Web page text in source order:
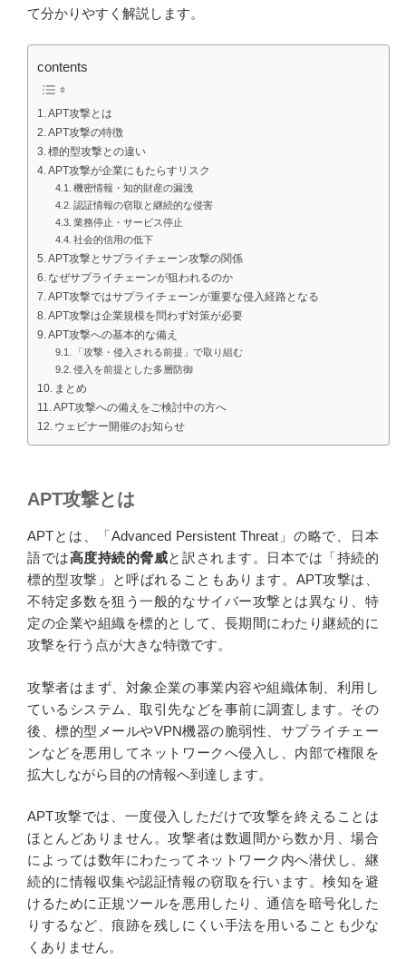
て分かりやすく解説します。
contents
APT攻撃とは
APT攻撃の特徴
標的型攻撃との違い
APT攻撃が企業にもたらすリスク
機密情報・知的財産の漏洩
認証情報の窃取と継続的な侵害
業務停止・サービス停止
社会的信用の低下
APT攻撃とサプライチェーン攻撃の関係
なぜサプライチェーンが狙われるのか
APT攻撃ではサプライチェーンが重要な侵入経路となる
APT攻撃は企業規模を問わず対策が必要
APT攻撃への基本的な備え
「攻撃・侵入される前提」で取り組む
侵入を前提とした多層防御
まとめ
APT攻撃への備えをご検討中の方へ
ウェビナー開催のお知らせ
APT攻撃とは
APTとは、「Advanced Persistent Threat」の略で、日本
語では高度持続的脅威と訳されます。日本では「持続的
標的型攻撃」と呼ばれることもあります。APT攻撃は、
不特定多数を狙う一般的なサイバー攻撃とは異なり、特
定の企業や組織を標的として、長期間にわたり継続的に
攻撃を行う点が大きな特徴です。
攻撃者はまず、対象企業の事業内容や組織体制、利用し
ているシステム、取引先などを事前に調査します。その
後、標的型メールやVPN機器の脆弱性、サプライチェー
ンなどを悪用してネットワークへ侵入し、内部で権限を
拡大しながら目的の情報へ到達します。
APT攻撃では、一度侵入しただけで攻撃を終えることは
ほとんどありません。攻撃者は数週間から数か月、場合
によっては数年にわたってネットワーク内へ潜伏し、継
続的に情報収集や認証情報の窃取を行います。検知を避
けるために正規ツールを悪用したり、通信を暗号化した
りするなど、痕跡を残しにくい手法を用いることも少な
くありません。